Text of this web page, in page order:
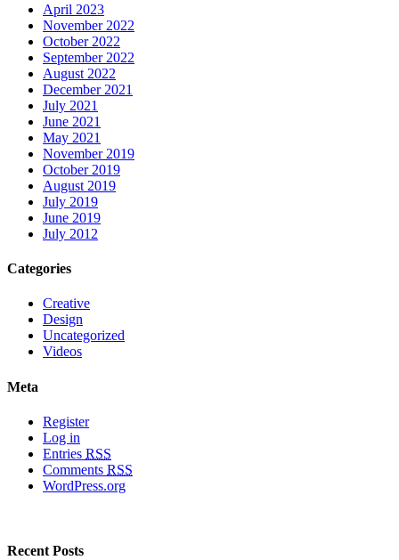
April 2023
November 2022
October 2022
September 2022
August 2022
December 2021
July 2021
June 2021
May 2021
November 2019
October 2019
August 2019
July 2019
June 2019
July 2012
Categories
Creative
Design
Uncategorized
Videos
Meta
Register
Log in
Entries RSS
Comments RSS
WordPress.org
Recent Posts